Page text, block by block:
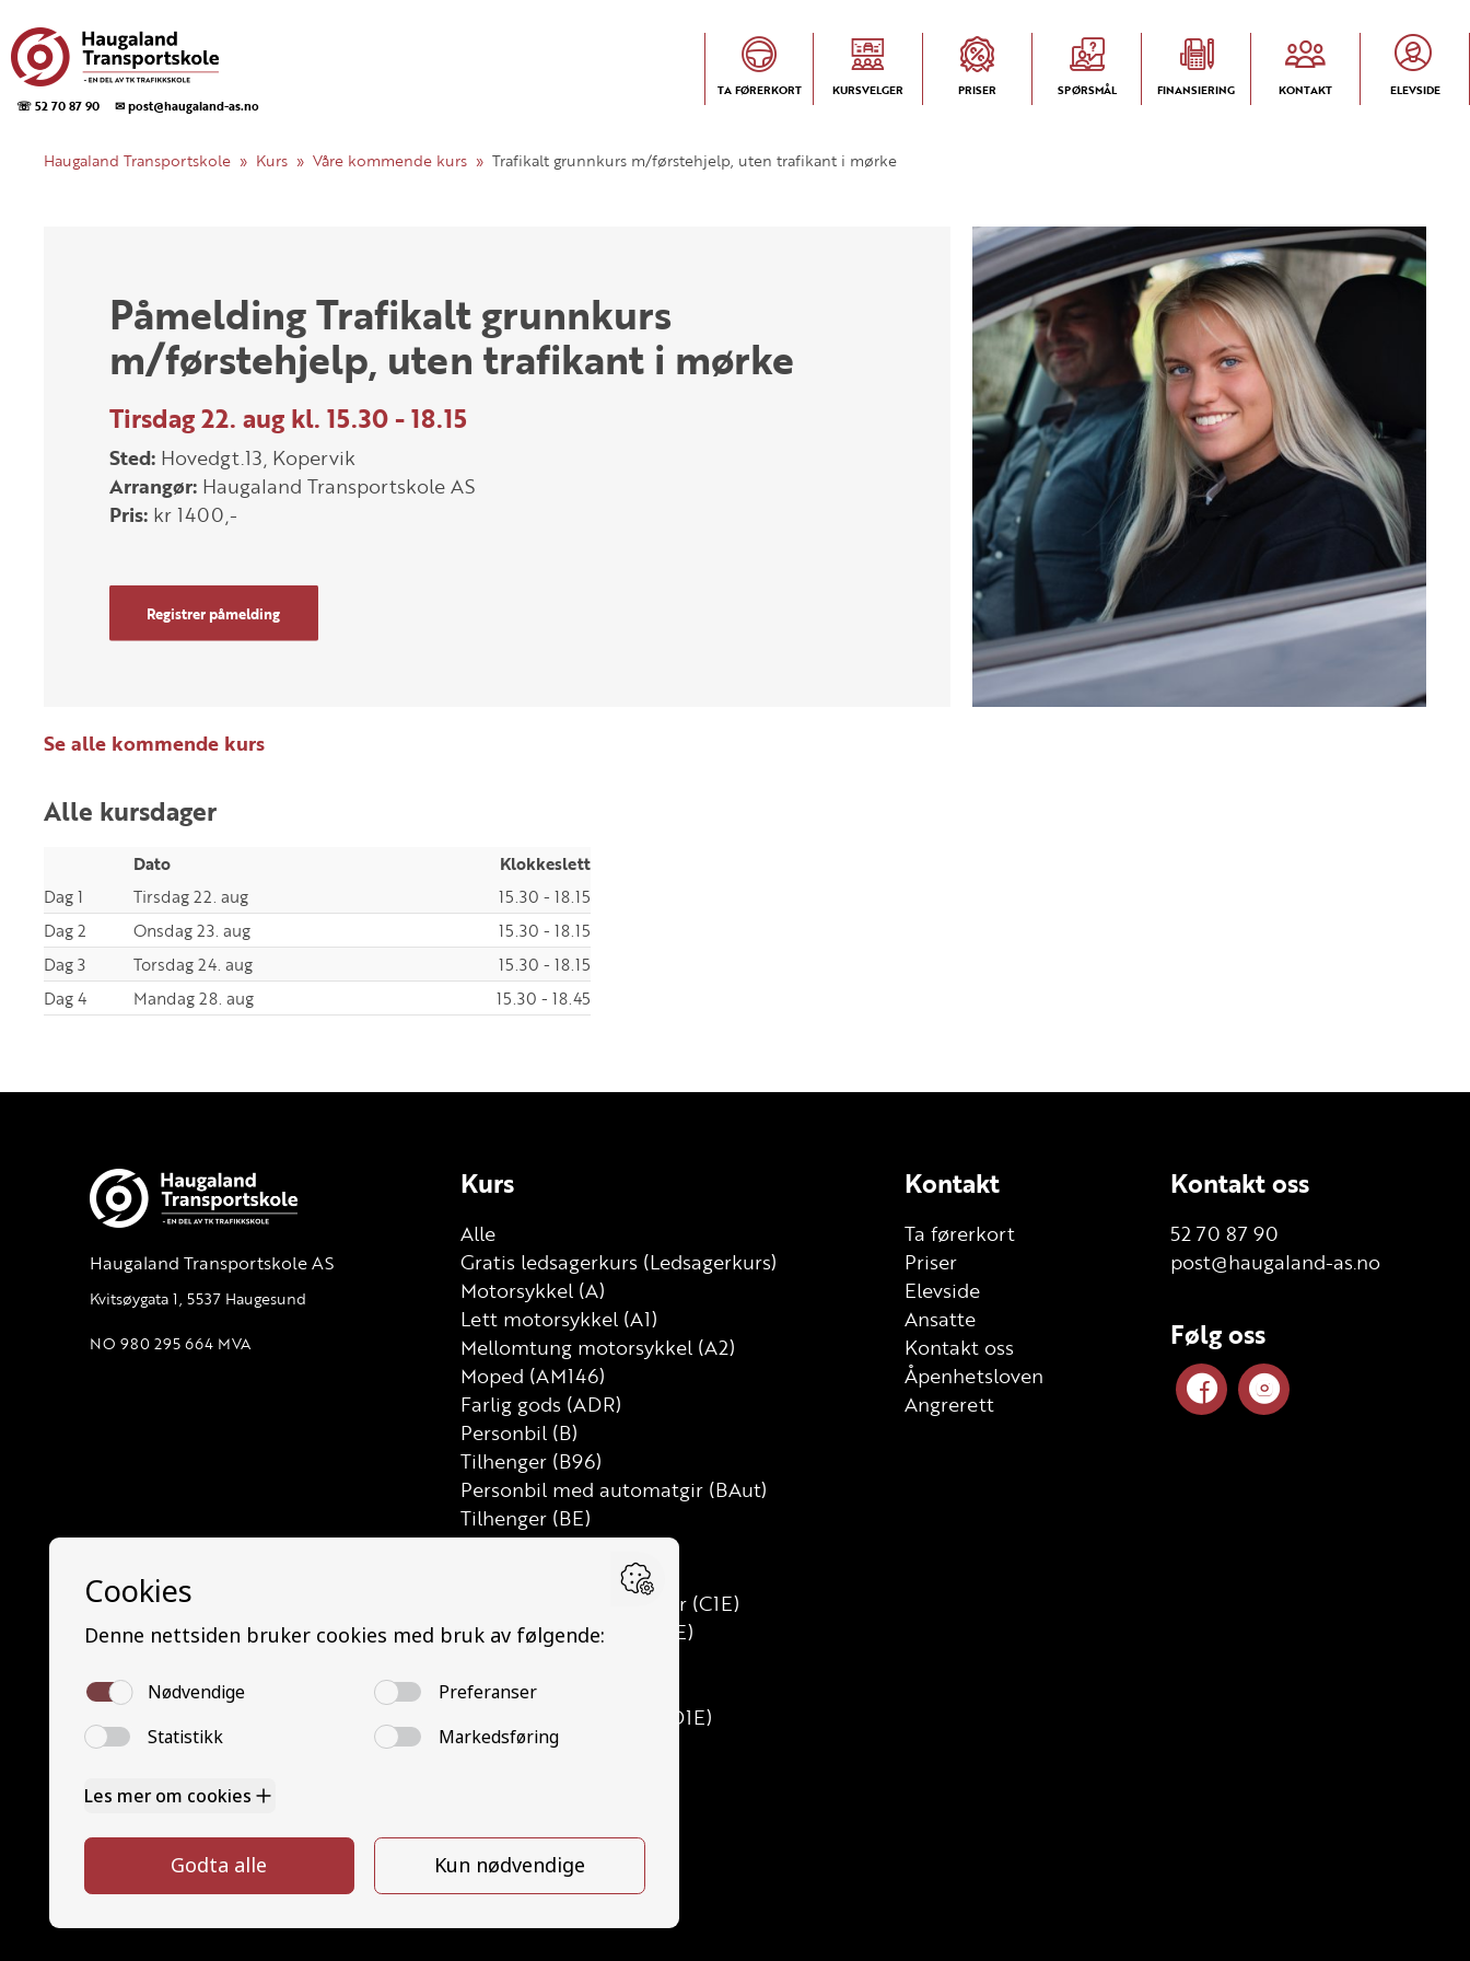
☏ 52 70 87 90 ✉ post@haugaland-as.no
TA FØRERKORT KURSVELGER PRISER SPØRSMÅL FINANSIERING KONTAKT ELEVSIDE
Haugaland Transportskole Kurs Våre kommende kurs Trafikalt grunnkurs m/førstehjelp, uten trafikant i mørke
Påmelding Trafikalt grunnkurs
m/førstehjelp, uten trafikant i mørke
Tirsdag 22. aug kl. 15.30 - 18.15
Sted: Hovedgt.13, Kopervik
Arrangør: Haugaland Transportskole AS
Pris: kr 1400,-
Registrer påmelding
Se alle kommende kurs
Alle kursdager
Dato
Klokkeslett
Dag 1
Tirsdag 22. aug
15.30 - 18.15
Dag 2
Onsdag 23. aug
15.30 - 18.15
Dag 3
Torsdag 24. aug
15.30 - 18.15
Dag 4
Mandag 28. aug 15.30 - 18.45
Haugaland Transportskole AS
Kvitsøygata 1, 5537 Haugesund
NO 980 295 664 MVA
Kurs
Alle
Gratis ledsagerkurs (Ledsagerkurs)
Motorsykkel (A)
Lett motorsykkel (A1)
Mellomtung motorsykkel (A2)
Moped (AM146)
Farlig gods (ADR)
Personbil (B)
Tilhenger (B96)
Personbil med automatgir (BAut)
Tilhenger (BE)
Lastebil (C)
Lett lastebil med henger (C1E)
Lastebil med henger (CE)
Minibuss (D1)
Minibuss med henger (D1E)
Buss med henger (DE)
Mopedbil (AM147)
Trafikalt grunnkurs (TG)
Gods (YDG – YSK)
Kontakt
Ta førerkort
Priser
Elevside
Ansatte
Kontakt oss
Åpenhetsloven
Angrerett
Kontakt oss
52 70 87 90
post@haugaland-as.no
Følg oss